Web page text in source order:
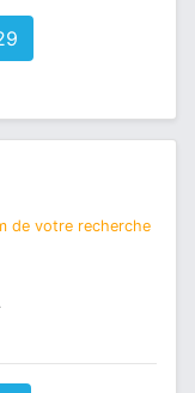
de votre recherche